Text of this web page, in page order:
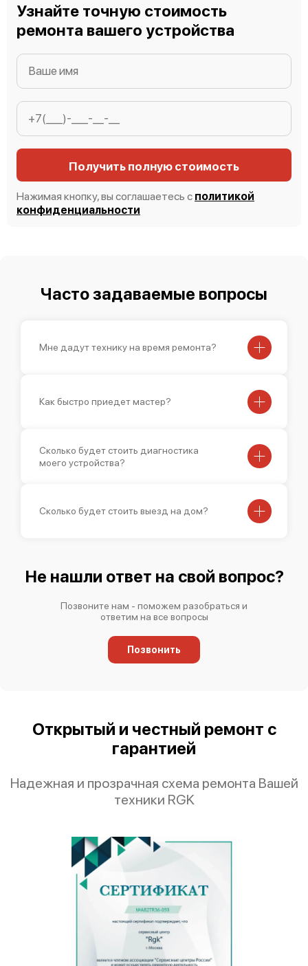
Узнайте точную стоимость
ремонта вашего устройства
Получить полную стоимость
Нажимая кнопку, вы соглашаетесь с политикой
конфиденциальности
Часто задаваемые вопросы
Мне дадут технику на время ремонта?
Как быстро приедет мастер?
Сколько будет стоить диагностика
моего устройства?
Сколько будет стоить выезд на дом?
Не нашли ответ на свой вопрос?
Позвоните нам - поможем разобраться и
ответим на все вопросы
Позвонить
Открытый и честный ремонт с
гарантией
Надежная и прозрачная схема ремонта Вашей
техники RGK